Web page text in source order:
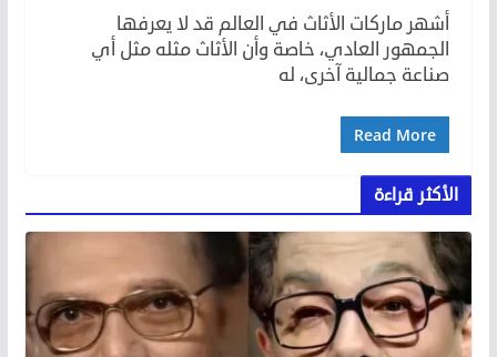
أشهر ماركات الأثاث في العالم قد لا يعرفها
الجمهور العادي، خاصة وأن الأثاث مثله مثل أي
صناعة جمالية آخرى، له
Read More
الأكثر قراءة